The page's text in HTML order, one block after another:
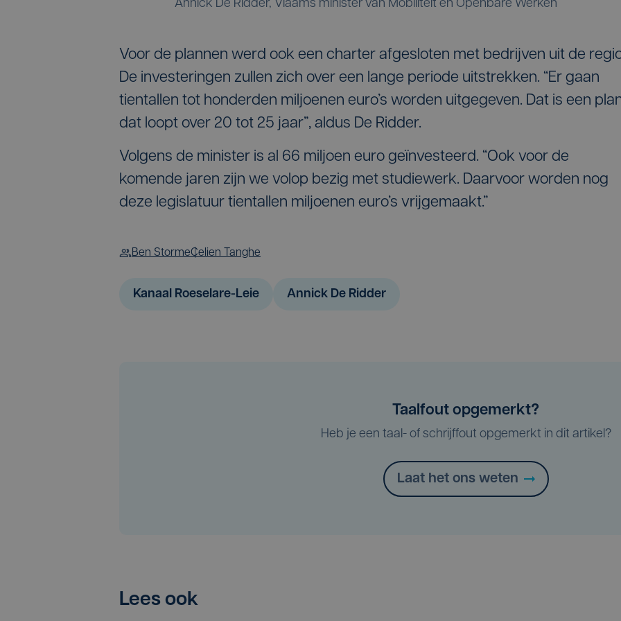
Annick De Ridder, Vlaams minister van Mobiliteit en Openbare Werken
Voor de plannen werd ook een charter afgesloten met bedrijven uit de
De investeringen zullen zich over een lange periode uitstrekken. “Er gaan
tientallen tot honderden miljoenen euro’s worden uitgegeven. Dat is een
dat loopt over 20 tot 25 jaar”, aldus De Ridder.
Volgens de minister is al 66 miljoen euro geïnvesteerd. “Ook voor de
komende jaren zijn we volop bezig met studiewerk. Daarvoor worden nog
deze legislatuur tientallen miljoenen euro’s vrijgemaakt.”
Ben StormeCelien Tanghe
Kanaal Roeselare-Leie Annick De Ridder
Taalfout opgemerkt?
Heb je een taal- of schrijffout opgemerkt in dit artikel?
Laat het ons weten
Lees ook